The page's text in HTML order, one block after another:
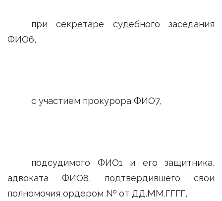
при секретаре судебного заседания
ФИО6,
с участием прокурора ФИО7,
подсудимого ФИО1 и его защитника,
адвоката ФИО8, подтвердившего свои
полномочия ордером № от ДД.ММ.ГГГГ,